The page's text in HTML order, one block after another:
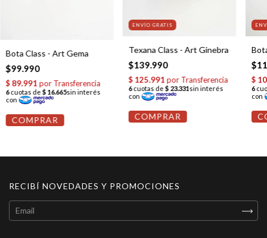
Bota Class - Art Gema
$99.990
COMPRAR
ENVÍO GRATIS
Texana Class - Art Ginebra
$139.990
COMPRAR
RECIBÍ NOVEDADES Y PROMOCIONES